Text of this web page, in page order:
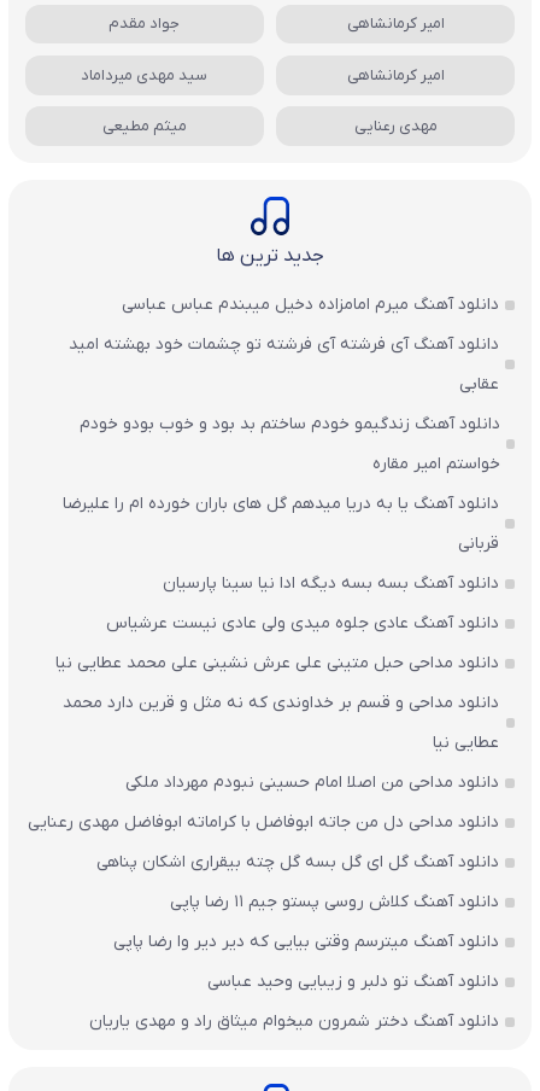
امیر کرمانشاهی جواد مقدم
امیر کرمانشاهی سید مهدی میرداماد
مهدی رعنایی میثم مطیعی
جدید ترین ها
دانلود آهنگ میرم امامزاده دخیل میبندم عباس عباسی
دانلود آهنگ آی فرشته آی فرشته تو چشمات خود بهشته امید
عقابی
دانلود آهنگ زندگیمو خودم ساختم بد بود و خوب بودو خودم
خواستم امیر مقاره
دانلود آهنگ یا به دریا میدهم گل های باران‌ خورده ام را علیرضا
قربانی
دانلود آهنگ بسه بسه دیگه ادا نیا سینا پارسیان
دانلود آهنگ عادی جلوه میدی ولی عادی نیست عرشیاس
دانلود مداحی حبل متینی علی عرش نشینی علی محمد عطایی نیا
دانلود مداحی و قسم بر خداوندی که نه مثل و قرین دارد محمد
عطایی نیا
دانلود مداحی من اصلا امام حسینی نبودم مهرداد ملکی
دانلود مداحی دل من جاته ابوفاضل با کراماته ابوفاضل مهدی رعنایی
دانلود آهنگ گل ای گل بسه گل چته بیقراری اشکان پناهی
دانلود آهنگ کلاش روسی پستو جیم ۱۱ رضا پاپی
دانلود آهنگ میترسم وقتی بیایی که دیر دیر وا رضا پاپی
دانلود آهنگ تو دلبر و زیبایی وحید عباسی
دانلود آهنگ دختر شمرون میخوام میثاق راد و مهدی یاریان